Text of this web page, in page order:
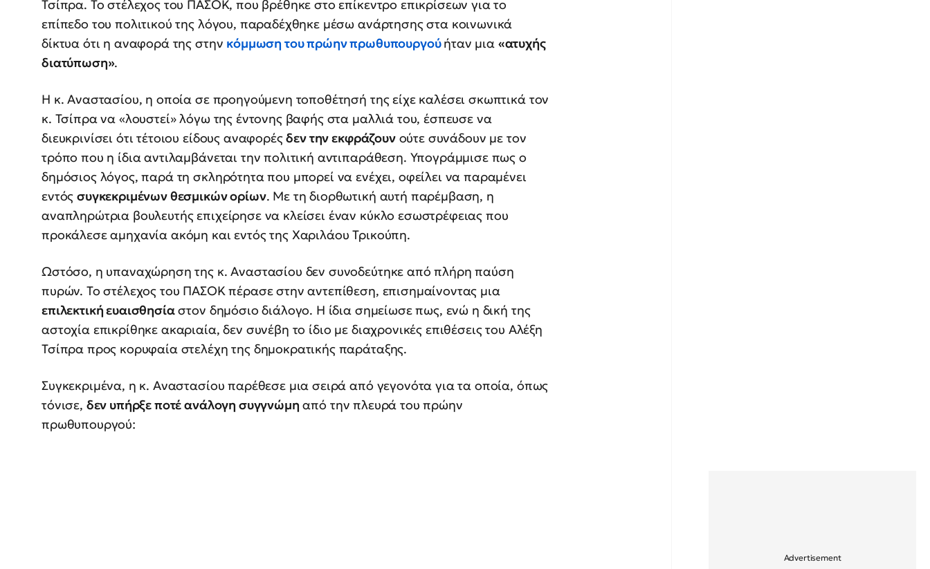
Τσίπρα. Το στέλεχος του ΠΑΣΟΚ, που βρέθηκε στο επίκεντρο επικρίσεων για το
επίπεδο του πολιτικού της λόγου, παραδέχθηκε μέσω ανάρτησης στα κοινωνικά
δίκτυα ότι η αναφορά της στην κόμμωση του πρώην πρωθυπουργούήταν μια «ατυχής
διατύπωση».
Η κ. Αναστασίου, η οποία σε προηγούμενη τοποθέτησή της είχε καλέσει σκωπτικά τον
κ. Τσίπρα να «λουστεί» λόγω της έντονης βαφής στα μαλλιά του, έσπευσε να
διευκρινίσει ότι τέτοιου είδους αναφορέςδεν την εκφράζουνούτε συνάδουν με τον
τρόπο που η ίδια αντιλαμβάνεται την πολιτική αντιπαράθεση. Υπογράμμισε πως ο
δημόσιος λόγος, παρά τη σκληρότητα που μπορεί να ενέχει, οφείλει να παραμένει
εντόςσυγκεκριμένων θεσμικών ορίων. Με τη διορθωτική αυτή παρέμβαση, η
αναπληρώτρια βουλευτής επιχείρησε να κλείσει έναν κύκλο εσωστρέφειας που
προκάλεσε αμηχανία ακόμη και εντός της Χαριλάου Τρικούπη.
Ωστόσο, η υπαναχώρηση της κ. Αναστασίου δεν συνοδεύτηκε από πλήρη παύση
πυρών. Το στέλεχος του ΠΑΣΟΚ πέρασε στην αντεπίθεση, επισημαίνοντας μια
επιλεκτική ευαισθησίαστον δημόσιο διάλογο. Η ίδια σημείωσε πως, ενώ η δική της
αστοχία επικρίθηκε ακαριαία, δεν συνέβη το ίδιο με διαχρονικές επιθέσεις του Αλέξη
Τσίπρα προς κορυφαία στελέχη της δημοκρατικής παράταξης.
Συγκεκριμένα, η κ. Αναστασίου παρέθεσε μια σειρά από γεγονότα για τα οποία, όπως
τόνισε, δεν υπήρξε ποτέ ανάλογη συγγνώμη από την πλευρά του πρώην
πρωθυπουργού: